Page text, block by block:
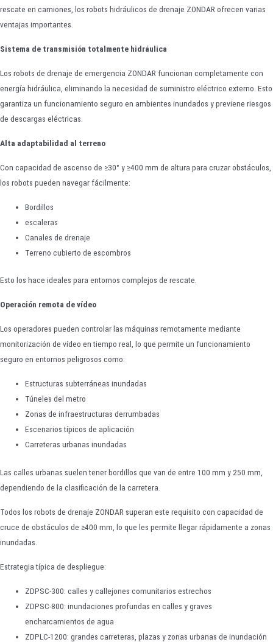
rescate en camiones, los robots hidráulicos de drenaje ZONDAR ofrecen varias
ventajas importantes.
Sistema de transmisión totalmente hidráulica
Los robots de drenaje de emergencia ZONDAR funcionan completamente con
energía hidráulica, eliminando la necesidad de suministro eléctrico externo. Esto
garantiza un funcionamiento seguro en ambientes inundados y previene riesgos
de descargas eléctricas.
Alta adaptabilidad al terreno
Con capacidad de ascenso de ≥30° y ≥400 mm de altura para cruzar obstáculos,
los robots pueden navegar fácilmente:
Bordillos
escaleras
Canales de drenaje
Terreno cubierto de escombros
Esto los hace ideales para entornos complejos de rescate.
Operación remota de vídeo
Los operadores pueden controlar las máquinas remotamente mediante
monitorización de vídeo en tiempo real, lo que permite un funcionamiento
seguro en entornos peligrosos como:
Estructuras subterráneas inundadas
Túneles del metro
Zonas de infraestructuras derrumbadas
Escenarios típicos de aplicación
Carreteras urbanas inundadas
Las calles urbanas suelen tener bordillos que van de entre 100 mm y 250 mm,
dependiendo de la clasificación de la carretera.
Todos los robots de drenaje ZONDAR superan este requisito con capacidad de
cruce de obstáculos de ≥400 mm, lo que les permite llegar rápidamente a zonas
inundadas.
Estrategia típica de despliegue:
ZDPSC-300: calles y callejones comunitarios estrechos
ZDPSC-800: inundaciones profundas en calles y graves
encharcamientos de agua
ZDPLC-1200: grandes carreteras, plazas y zonas urbanas de inundación